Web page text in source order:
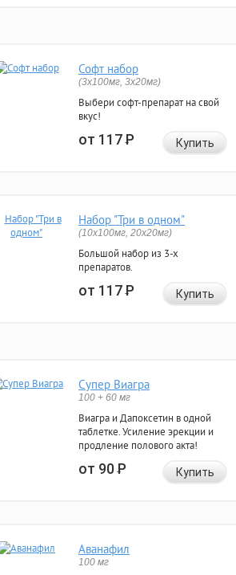
Софт набор
(3x100мг, 3x20мг)
Выбери софт-препарат на свой
вкус!
от 117Р Купить
Набор "Три в одном"
(10x100мг, 20x20мг)
Большой набор из 3-х
препаратов.
от 117Р Купить
Супер Виагра
100 + 60 мг
Виагра и Дапоксетин в одной
таблетке. Усиление эрекции и
продление полового акта!
от 90Р Купить
Аванафил
100 мг